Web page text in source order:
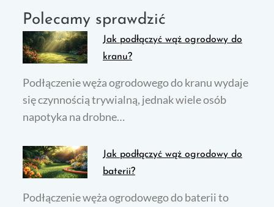
Polecamy sprawdzić
Jak podłączyć wąż ogrodowy do
kranu?
Podłączenie węża ogrodowego do kranu wydaje
się czynnością trywialną, jednak wiele osób
napotyka na drobne…
Jak podłączyć wąż ogrodowy do
baterii?
Podłączenie węża ogrodowego do baterii to